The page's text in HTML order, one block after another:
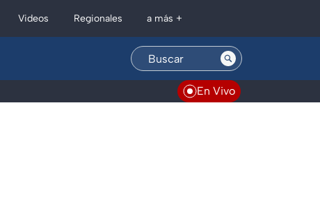
Videos Regionales a más +
En Vivo